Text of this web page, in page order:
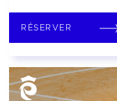
RÉSERVER